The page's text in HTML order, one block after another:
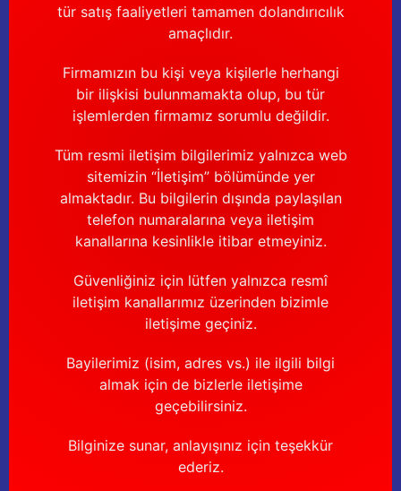
tür satış faaliyetleri tamamen dolandırıcılık
amaçlıdır.
Firmamızın bu kişi veya kişilerle herhangi
bir ilişkisi bulunmamakta olup, bu tür
işlemlerden firmamız sorumlu değildir.
Tüm resmi iletişim bilgilerimiz yalnızca web
sitemizin “İletişim” bölümünde yer
almaktadır. Bu bilgilerin dışında paylaşılan
telefon numaralarına veya iletişim
kanallarına kesinlikle itibar etmeyiniz.
Güvenliğiniz için lütfen yalnızca resmî
iletişim kanallarımız üzerinden bizimle
iletişime geçiniz.
Bayilerimiz (isim, adres vs.) ile ilgili bilgi
almak için de bizlerle iletişime
geçebilirsiniz.
Bilginize sunar, anlayışınız için teşekkür
ederiz.